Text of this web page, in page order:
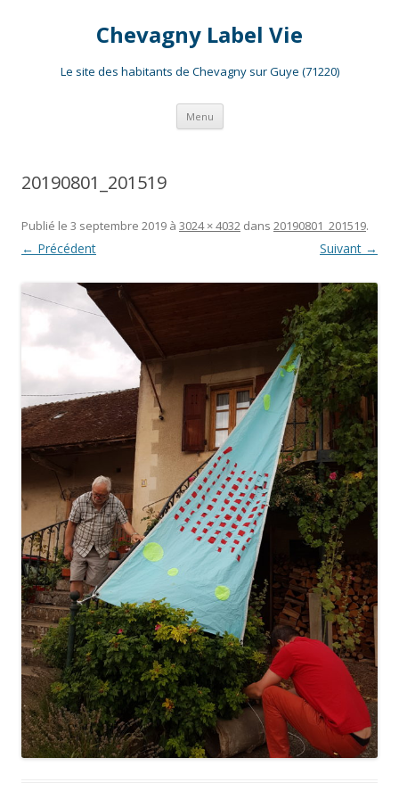
Chevagny Label Vie
Le site des habitants de Chevagny sur Guye (71220)
Menu Aller
contenu
20190801_201519
Publié le 3 septembre 2019 à 3024 × 4032 dans 20190801_201519.
← Précédent Suivant →